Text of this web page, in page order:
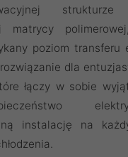
matrycy
poziom transferu
dla
łączy w sobie
instalację na